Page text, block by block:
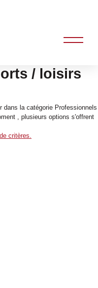
/ loisirs
dans la catégorie Professionnels
, plusieurs options s'offrent
critères.